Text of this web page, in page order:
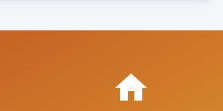
nás? home